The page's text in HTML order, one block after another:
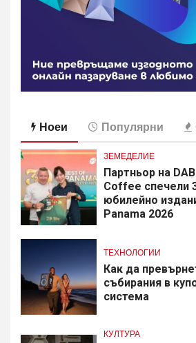
Ноеи Популярни
ЗЕМЕДЕЛИЕ
Партньор на
Coffee спечели
юбилейно
Panama 2026
ТЕХНОЛОГИИ
Как да
събирания в
система
КУЛТУРА